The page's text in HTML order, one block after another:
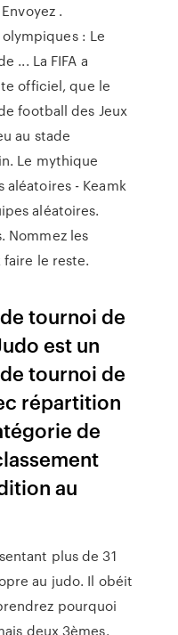
.
: Le
... La FIFA a
officiel, que le
football des Jeux
au stade
Le mythique
- Keamk
aléatoires.
Nommez les
faire le reste.
tournoi de
est un
tournoi de
répartition
de
au
plus de 31
au judo. Il obéit
pourquoi
deux 3èmes.